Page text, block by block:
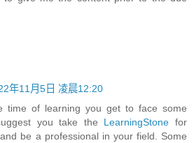
年11月5日 凌晨12:20
time of learning you get to face some
you take the LearningStone for
be a professional in your field. Some